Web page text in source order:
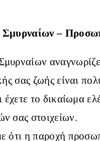
–
σας ζωής είναι
έχετε το δικαίωμα
σας στοιχείων.
ότι η παροχή